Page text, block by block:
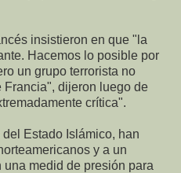
insistieron en que "la
Hacemos lo posible por
un grupo terrorista no
dijeron luego de
crítica".
Estado Islámico, han
y a un
medid de presión para